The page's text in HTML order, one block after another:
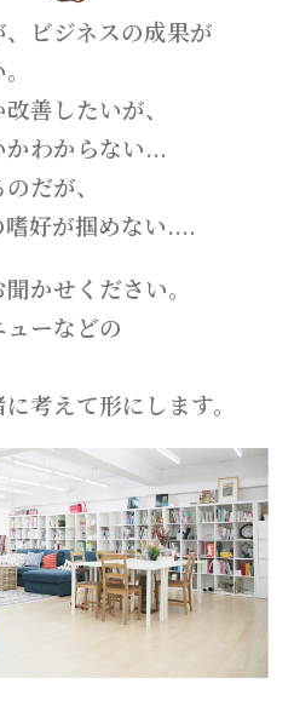
ビジネスの成果が
善したいが、
わからない...
だが、
好が掴めない....
かせください。
ーなどの
考えて形にします。